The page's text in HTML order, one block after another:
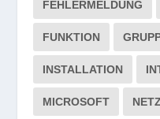
FEHLERMELDUNG
FUNKTION
INSTALLATION
MICROSOFT